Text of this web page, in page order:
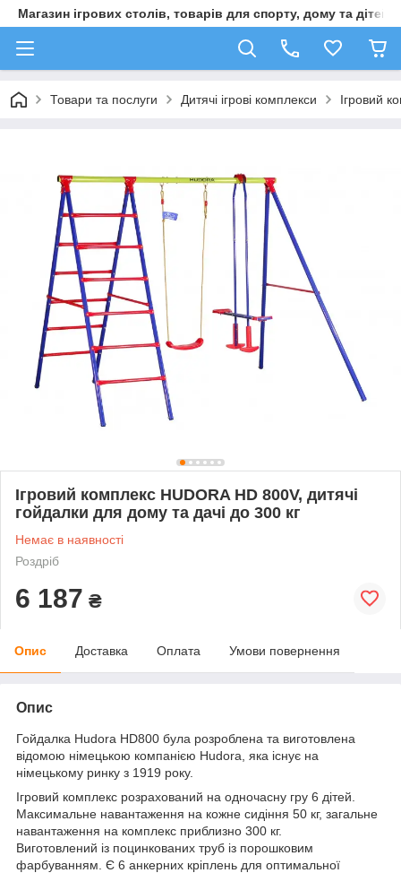
Магазин ігрових столів, товарів для спорту, дому та дітей
Товари та послуги Дитячі ігрові комплекси Ігровий
Ігровий комплекс HUDORA HD 800V, дитячі
гойдалки для дому та дачі до 300 кг
Немає в наявності
Роздріб
6 187 ₴
Опис Доставка Оплата Умови повернення
Опис
Гойдалка Hudora HD800 була розроблена та виготовлена
відомою німецькою компанією Hudora, яка існує на
німецькому ринку з 1919 року.
Ігровий комплекс розрахований на одночасну гру 6 дітей.
Максимальне навантаження на кожне сидіння 50 кг, загальне
навантаження на комплекс приблизно 300 кг.
Виготовлений із поцинкованих труб із порошковим
фарбуванням. Є 6 анкерних кріплень для оптимальної